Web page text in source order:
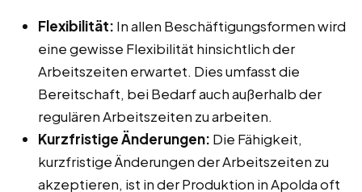
Flexibilität: In allen Beschäftigungsformen wird
eine gewisse Flexibilität hinsichtlich der
Arbeitszeiten erwartet. Dies umfasst die
Bereitschaft, bei Bedarf auch außerhalb der
regulären Arbeitszeiten zu arbeiten.
Kurzfristige Änderungen: Die Fähigkeit,
kurzfristige Änderungen der Arbeitszeiten zu
akzeptieren, ist in der Produktion in Apolda oft